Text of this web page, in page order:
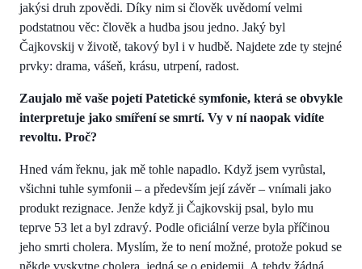
jakýsi druh zpovědi. Díky nim si člověk uvědomí velmi
podstatnou věc: člověk a hudba jsou jedno. Jaký byl
Čajkovskij v životě, takový byl i v hudbě. Najdete zde ty stejné
prvky: drama, vášeň, krásu, utrpení, radost.
Zaujalo mě vaše pojetí Patetické symfonie, která se obvykle
interpretuje jako smíření se smrtí. Vy v ní naopak vidíte
revoltu. Proč?
Hned vám řeknu, jak mě tohle napadlo. Když jsem vyrůstal,
všichni tuhle symfonii – a především její závěr – vnímali jako
produkt rezignace. Jenže když ji Čajkovskij psal, bylo mu
teprve 53 let a byl zdravý. Podle oficiální verze byla příčinou
jeho smrti cholera. Myslím, že to není možné, protože pokud se